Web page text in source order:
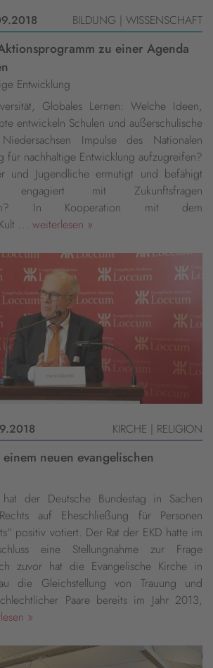
BILDUNG | WISSENSCHAFT
zu einer Agenda
Entwicklung
Globales Lernen: Welche Ideen,
entwickeln Schulen und außerschulische
Impulse des Nationalen
für nachhaltige Entwicklung aufzugreifen?
und Jugendliche ermutigt und befähigt
mit Zukunftsfragen
In Kooperation mit dem
... weiterlesen »
KIRCHE | RELIGION
neuen evangelischen
der Deutsche Bundestag in Sachen
auf Eheschließung für Personen
positiv votiert. Der Rat der EKD hatte im
eine Stellungnahme zur Frage
zuvor hat die Evangelische Kirche in
die Gleichstellung von Trauung und
Paare bereits im Jahr 2013,
»